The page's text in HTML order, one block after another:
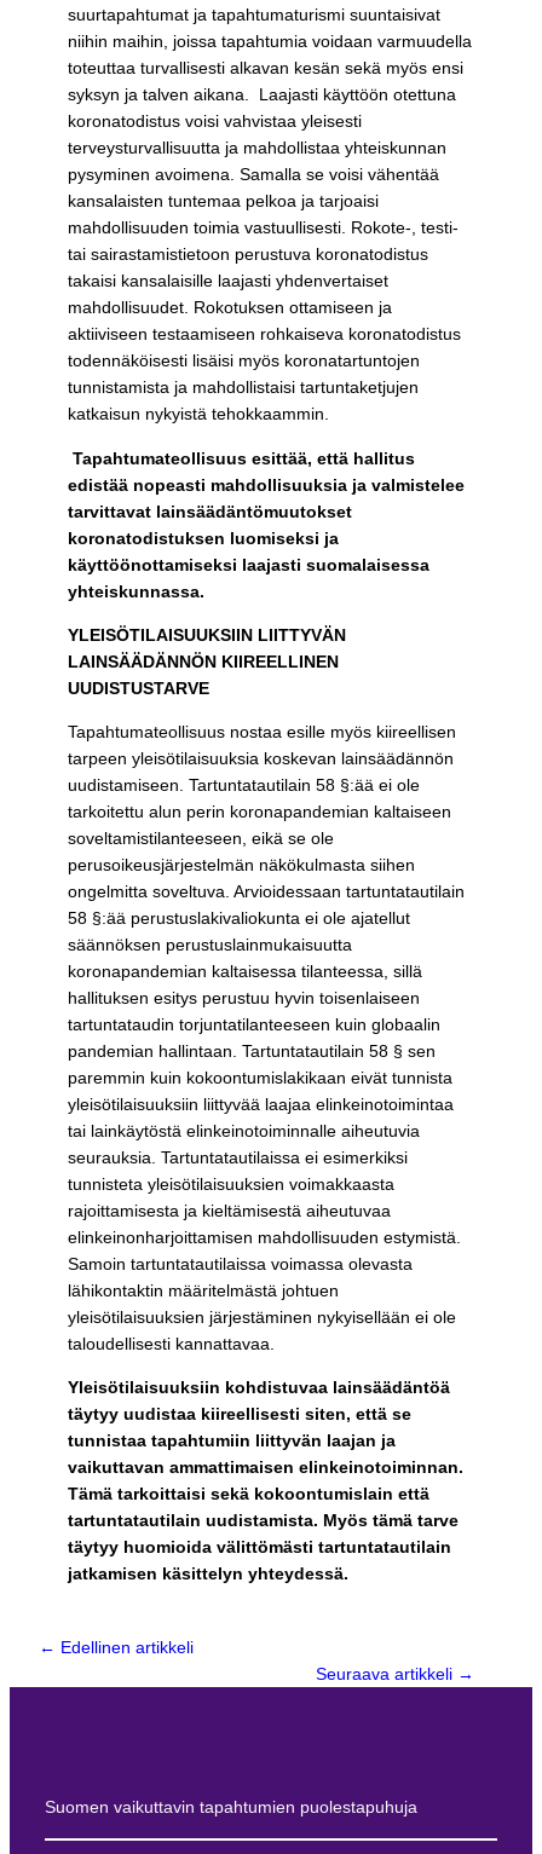
suurtapahtumat ja tapahtumaturismi suuntaisivat
niihin maihin, joissa tapahtumia voidaan varmuudella
toteuttaa turvallisesti alkavan kesän sekä myös ensi
syksyn ja talven aikana. Laajasti käyttöön otettuna
koronatodistus voisi vahvistaa yleisesti
terveysturvallisuutta ja mahdollistaa yhteiskunnan
pysyminen avoimena. Samalla se voisi vähentää
kansalaisten tuntemaa pelkoa ja tarjoaisi
mahdollisuuden toimia vastuullisesti. Rokote-, testi-
tai sairastamistietoon perustuva koronatodistus
takaisi kansalaisille laajasti yhdenvertaiset
mahdollisuudet. Rokotuksen ottamiseen ja
aktiiviseen testaamiseen rohkaiseva koronatodistus
todennäköisesti lisäisi myös koronatartuntojen
tunnistamista ja mahdollistaisi tartuntaketjujen
katkaisun nykyistä tehokkaammin.
Tapahtumateollisuus esittää, että hallitus
edistää nopeasti mahdollisuuksia ja valmistelee
tarvittavat lainsäädäntömuutokset
koronatodistuksen luomiseksi ja
käyttöönottamiseksi laajasti suomalaisessa
yhteiskunnassa.
YLEISÖTILAISUUKSIIN LIITTYVÄN
LAINSÄÄDÄNNÖN KIIREELLINEN
UUDISTUSTARVE
Tapahtumateollisuus nostaa esille myös kiireellisen
tarpeen yleisötilaisuuksia koskevan lainsäädännön
uudistamiseen. Tartuntatautilain 58 §:ää ei ole
tarkoitettu alun perin koronapandemian kaltaiseen
soveltamistilanteeseen, eikä se ole
perusoikeusjärjestelmän näkökulmasta siihen
ongelmitta soveltuva. Arvioidessaan tartuntatautilain
58 §:ää perustuslakivaliokunta ei ole ajatellut
säännöksen perustuslainmukaisuutta
koronapandemian kaltaisessa tilanteessa, sillä
hallituksen esitys perustuu hyvin toisenlaiseen
tartuntataudin torjuntatilanteeseen kuin globaalin
pandemian hallintaan. Tartuntatautilain 58 § sen
paremmin kuin kokoontumislakikaan eivät tunnista
yleisötilaisuuksiin liittyvää laajaa elinkeinotoimintaa
tai lainkäytöstä elinkeinotoiminnalle aiheutuvia
seurauksia. Tartuntatautilaissa ei esimerkiksi
tunnisteta yleisötilaisuuksien voimakkaasta
rajoittamisesta ja kieltämisestä aiheutuvaa
elinkeinonharjoittamisen mahdollisuuden estymistä.
Samoin tartuntatautilaissa voimassa olevasta
lähikontaktin määritelmästä johtuen
yleisötilaisuuksien järjestäminen nykyisellään ei ole
taloudellisesti kannattavaa.
Yleisötilaisuuksiin kohdistuvaa lainsäädäntöä
täytyy uudistaa kiireellisesti siten, että se
tunnistaa tapahtumiin liittyvän laajan ja
vaikuttavan ammattimaisen elinkeinotoiminnan.
Tämä tarkoittaisi sekä kokoontumislain että
tartuntatautilain uudistamista. Myös tämä tarve
täytyy huomioida välittömästi tartuntatautilain
jatkamisen käsittelyn yhteydessä.
← Edellinen artikkeli
Seuraava artikkeli →
Suomen vaikuttavin tapahtumien puolestapuhuja